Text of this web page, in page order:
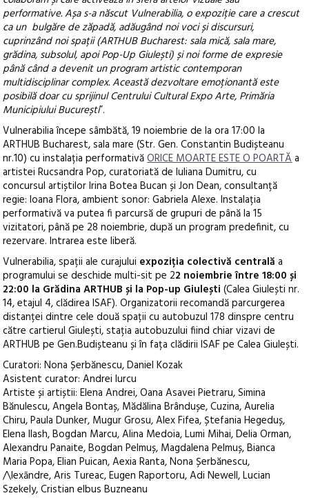
performative. Așa s-a născut Vulnerabilia, o expoziție care a crescut
ca un bulgăre de zăpadă, adăugând noi voci și discursuri,
cuprinzând noi spații (ARTHUB Bucharest: sala mică, sala mare,
grădina, subsolul, apoi Pop-Up Giulești) și noi forme de expresie
până când a devenit un program artistic contemporan
multidisciplinar complex. Această dezvoltare emoționantă este
posibilă doar cu sprijinul Centrului Cultural Expo Arte, Primăria
Municipiului București”.
Vulnerabilia începe sâmbătă, 19 noiembrie de la ora 17:00 la
ARTHUB Bucharest, sala mare (Str. Gen. Constantin Budișteanu
nr.10) cu instalația performativăORICE MOARTE ESTE O POARTĂa
artistei Rucsandra Pop, curatoriată de Iuliana Dumitru, cu
concursul artiștilor Irina Botea Bucan și Jon Dean, consultanță
regie: Ioana Flora, ambient sonor: Gabriela Alexe. Instalația
performativă va putea fi parcursă de grupuri de până la 15
vizitatori, până pe 28 noiembrie, după un program predefinit, cu
rezervare. Intrarea este liberă.
Vulnerabilia, spații ale curajului expoziția colectivă centrală a
programului se deschide multi-sit pe 22 noiembrie între 18:00 și
22:00 la Grădina ARTHUB și la Pop-up Giulești (Calea Giulești nr.
14, etajul 4, clădirea ISAF). Organizatorii recomandă parcurgerea
distanței dintre cele două spații cu autobuzul 178 dinspre centru
către cartierul Giulești, stația autobuzului fiind chiar vizavi de
ARTHUB pe Gen.Budișteanu și în fața clădirii ISAF pe Calea Giulești.
Curatori: Nona Șerbănescu, Daniel Kozak
Asistent curator: Andrei Iurcu
Artiste și artiștii: Elena Andrei, Oana Asavei Pietraru, Simina
Bănulescu, Angela Bontaș, Mădălina Brândușe, Cuzina, Aurelia
Chiru, Paula Dunker, Mugur Grosu, Alex Fifea, Ștefania Hegeduș,
Elena Ilash, Bogdan Marcu, Alina Medoia, Lumi Mihai, Delia Orman,
Alexandru Panaite, Bogdan Pelmuș, Magdalena Pelmuș, Bianca
Maria Popa, Elian Puican, Aexia Ranta, Nona Șerbănescu,
/\lexāndre, Aris Tureac, Eugen Raportoru, Adi Newell, Lucian
Szekely, Cristian elbus Buzneanu